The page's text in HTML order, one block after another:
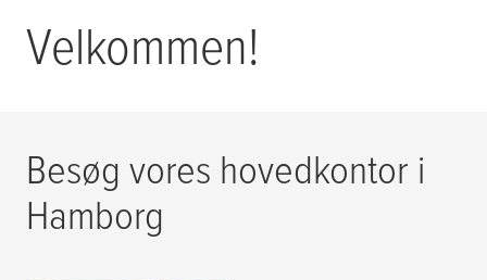
Velkommen!
Besøg vores hovedkontor i
Hamborg